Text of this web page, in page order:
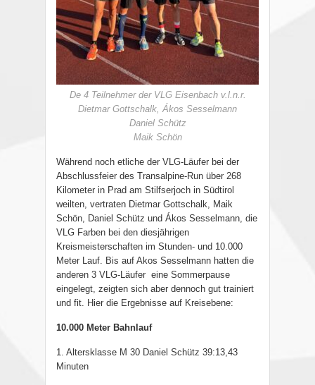
De 4 Teilnehmer der VLG Eisenbach v.l.n.r.
Dietmar Gottschalk, Ákos Sesselmann
Daniel Schütz
Maik Schön
Während noch etliche der VLG-Läufer bei der
Abschlussfeier des Transalpine-Run über 268
Kilometer in Prad am Stilfserjoch in Südtirol
weilten, vertraten Dietmar Gottschalk, Maik
Schön, Daniel Schütz und Ákos Sesselmann, die
VLG Farben bei den diesjährigen
Kreismeisterschaften im Stunden- und 10.000
Meter Lauf. Bis auf Akos Sesselmann hatten die
anderen 3 VLG-Läufer eine Sommerpause
eingelegt, zeigten sich aber dennoch gut trainiert
und fit. Hier die Ergebnisse auf Kreisebene:
10.000 Meter Bahnlauf
1. Altersklasse M 30 Daniel Schütz 39:13,43
Minuten